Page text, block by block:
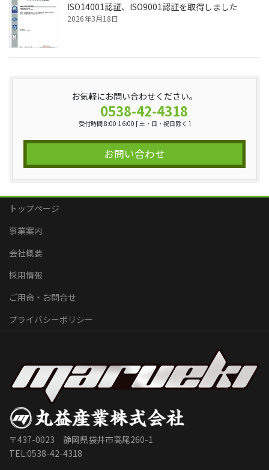
ISO14001認証、ISO9001認証を取得しました
2026年3月18日
お気軽にお問い合わせください。
0538-42-4318
受付時間 8:00-16:00 [ 土・日・祝日除く ]
お問い合わせ
トップページ
事業案内
会社概要
採用情報
ご用命・お問合せ
プライバシーポリシー
〒437-0023 静岡県袋井市高尾260-1
TEL:0538-42-4318